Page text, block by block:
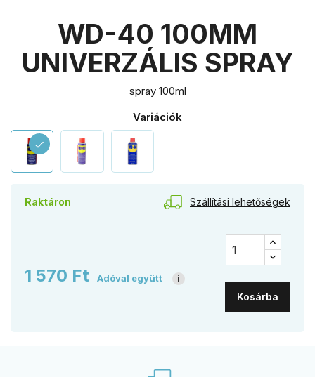
WD-40 100MM
UNIVERZÁLIS SPRAY
spray 100ml
Variációk
check
Raktáron Szállítási lehetőségek
1 570 Ft Adóval együtt i
Kosárba